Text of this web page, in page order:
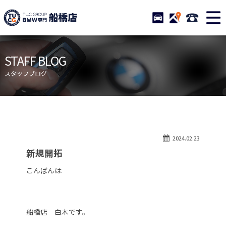
TUCグループ BMW専門 船
STOCK ACCESS 047-
ニュース
在庫リスト
目玉車両一覧
店舗紹介
保証＆サービス
アクセスマップ
自動車保険
STAFF BLOG
スタッフブログ
2024.02.23
新規開拓
こんばんは
船橋店 白木です。